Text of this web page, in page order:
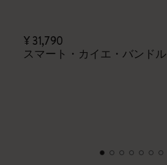
¥ 31,790
スマート・カイエ・バンドル